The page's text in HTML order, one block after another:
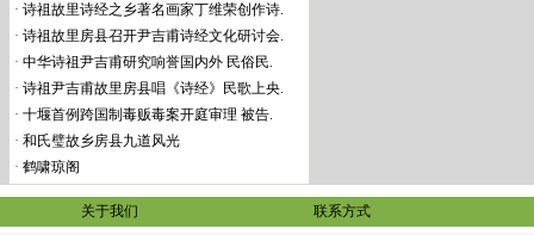
· 诗祖故里诗经之乡著名画家丁维荣创作诗.
· 诗祖故里房县召开尹吉甫诗经文化研讨会.
· 中华诗祖尹吉甫研究响誉国内外 民俗民.
· 诗祖尹吉甫故里房县唱《诗经》民歌上央.
· 十堰首例跨国制毒贩毒案开庭审理 被告.
· 和氏璧故乡房县九道风光
· 鹤啸琼阁
关于我们
联系方式